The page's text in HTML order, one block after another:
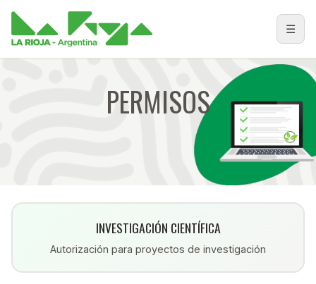
☰
PERMISOS
INVESTIGACIÓN CIENTÍFICA
Autorización para proyectos de investigación